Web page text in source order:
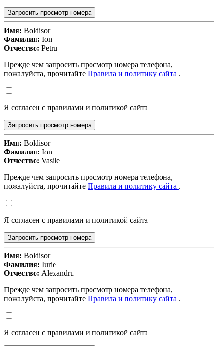
Запросить просмотр номера
Имя: Boldisor
Фамилия: Ion
Отчество: Petru
Прежде чем запросить просмотр номера телефона,
пожалуйста, прочитайте Правила и политику сайта .
Я согласен с правилами и политикой сайта
Запросить просмотр номера
Имя: Boldisor
Фамилия: Ion
Отчество: Vasile
Прежде чем запросить просмотр номера телефона,
пожалуйста, прочитайте Правила и политику сайта .
Я согласен с правилами и политикой сайта
Запросить просмотр номера
Имя: Boldisor
Фамилия: Iurie
Отчество: Alexandru
Прежде чем запросить просмотр номера телефона,
пожалуйста, прочитайте Правила и политику сайта .
Я согласен с правилами и политикой сайта